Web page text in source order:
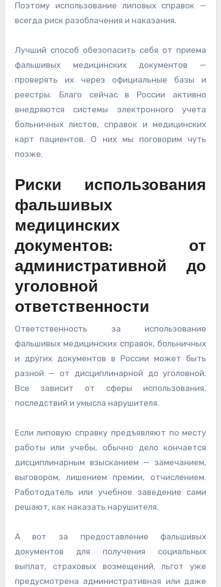
Поэтому использование липовых справок —
всегда риск разоблачения и наказания.
Лучший способ обезопасить себя от приема
фальшивых медицинских документов —
проверять их через официальные базы и
реестры. Благо сейчас в России активно
внедряются системы электронного учета
больничных листов, справок и медицинских
карт пациентов. О них мы поговорим чуть
позже.
Риски использования
фальшивых
медицинских
документов: от
административной до
уголовной
ответственности
Ответственность за использование
фальшивых медицинских справок, больничных
и других документов в России может быть
разной — от дисциплинарной до уголовной.
Все зависит от сферы использования,
последствий и умысла нарушителя.
Если липовую справку предъявляют по месту
работы или учебы, обычно дело кончается
дисциплинарным взысканием — замечанием,
выговором, лишением премии, отчислением.
Работодатель или учебное заведение сами
решают, как наказать нарушителя.
А вот за предоставление фальшивых
документов для получения социальных
выплат, страховых возмещений, льгот уже
предусмотрена административная или даже